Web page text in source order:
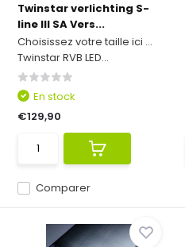
Twinstar verlichting S-
line III SA Vers...
Choisissez votre taille ici ...
Twinstar RVB LED...
Comparer
En stock
€129,90